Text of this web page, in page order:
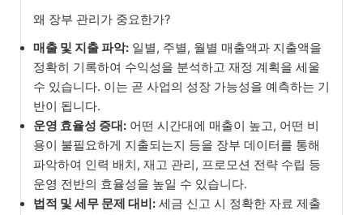
왜 장부 관리가 중요한가?
매출 및 지출 파악: 일별, 주별, 월별 매출액과 지출액을
정확히 기록하여 수익성을 분석하고 재정 계획을 세울
수 있습니다. 이는 곧 사업의 성장 가능성을 예측하는 기
반이 됩니다.
운영 효율성 증대: 어떤 시간대에 매출이 높고, 어떤 비
용이 불필요하게 지출되는지 등을 장부 데이터를 통해
파악하여 인력 배치, 재고 관리, 프로모션 전략 수립 등
운영 전반의 효율성을 높일 수 있습니다.
법적 및 세무 문제 대비: 세금 신고 시 정확한 자료 제출